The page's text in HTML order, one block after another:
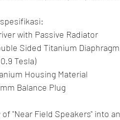
with Passive Radiator
Sided Titanium
Tesla)
Housing Material
Balance Plug
"Near Field Speakers" into